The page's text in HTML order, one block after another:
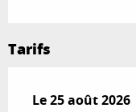
Tarifs
Le25 août 2026
Le25 août 2026